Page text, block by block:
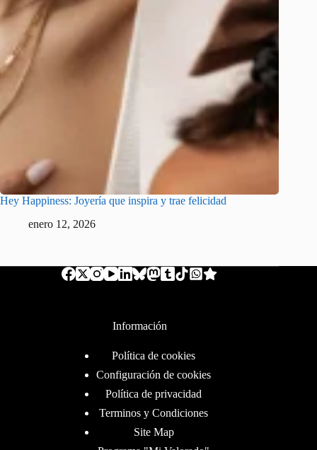
Hey Happiness: Joyería que inspira y trae felicidad
enero 12, 2026
Información
Política de cookies
Configuración de cookies
Política de privacidad
Terminos y Condiciones
Site Map